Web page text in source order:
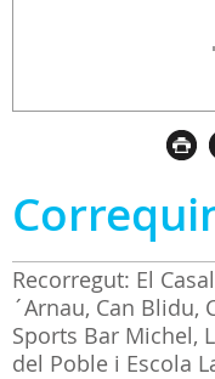
Recorregut: El
´Arnau, Can Blidu,
Sports Bar Michel,
del Poble i Escola